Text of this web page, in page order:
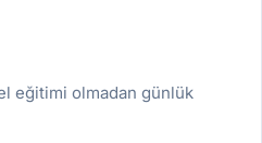
eğitimi olmadan günlük